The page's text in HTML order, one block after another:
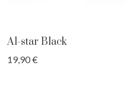
Al-star Black
19,90 €